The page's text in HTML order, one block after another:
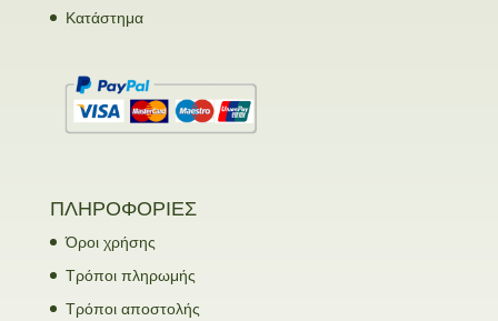
Κατάστημα
ΠΛΗΡΟΦΟΡΙΕΣ
Όροι χρήσης
Τρόποι πληρωμής
Τρόποι αποστολής